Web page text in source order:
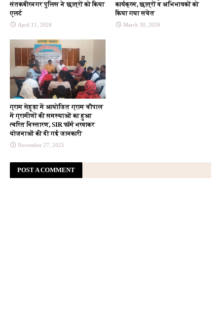
संतकबीरनगर पुलिस ने छात्रों को किया
एलर्ट
April 11, 2026
कार्यक्रम, छात्रों व अभिभावकों को
किया गया सचेत
March 30, 2026
ग्राम सेहूड़ा में आयोजित ग्राम चौपाल
में ग्रामीणों की समस्याओं का हुआ
त्वरित निस्तारण, SIR फॉर्म भरवाकर
योजनाओं की दी गई जानकारी
November 27, 2025
POST A COMMENT